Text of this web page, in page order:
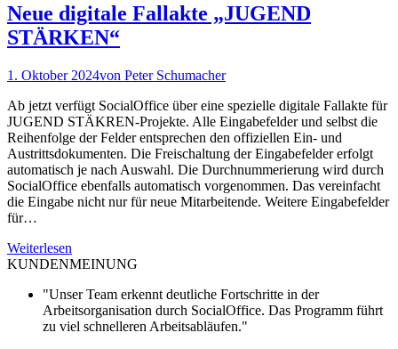
Neue digitale Fallakte „JUGEND
STÄRKEN“
1. Oktober 2024von Peter Schumacher
Ab jetzt verfügt SocialOffice über eine spezielle digitale Fallakte für
JUGEND STÄKREN-Projekte. Alle Eingabefelder und selbst die
Reihenfolge der Felder entsprechen den offiziellen Ein- und
Austrittsdokumenten. Die Freischaltung der Eingabefelder erfolgt
automatisch je nach Auswahl. Die Durchnummerierung wird durch
SocialOffice ebenfalls automatisch vorgenommen. Das vereinfacht
die Eingabe nicht nur für neue Mitarbeitende. Weitere Eingabefelder
für…
Weiterlesen
KUNDENMEINUNG
"Unser Team erkennt deutliche Fortschritte in der
Arbeitsorganisation durch SocialOffice. Das Programm führt
zu viel schnelleren Arbeitsabläufen."